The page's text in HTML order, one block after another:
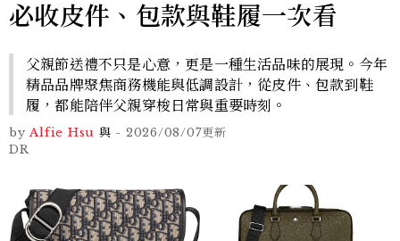
必收皮件、包款與鞋履一次看
父親節送禮不只是心意，更是一種生活品味的展現。今年
精品品牌聚焦商務機能與低調設計，從皮件、包款到鞋
履，都能陪伴父親穿梭日常與重要時刻。
by Alfie Hsu 與 - 2026/08/07更新
DR